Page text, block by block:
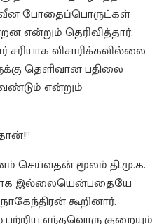
போதைப்பொருட்கள்
என்றும் தெரிவித்தார்.
விசாரிக்கவில்லை
தெளிவான பதிலை
என்றும்
செய்வதன் மூலம் தி.மு.க.
இல்லையென்பதையே
கூறினார்.
பற்றிய எந்தவொரு குறையும்